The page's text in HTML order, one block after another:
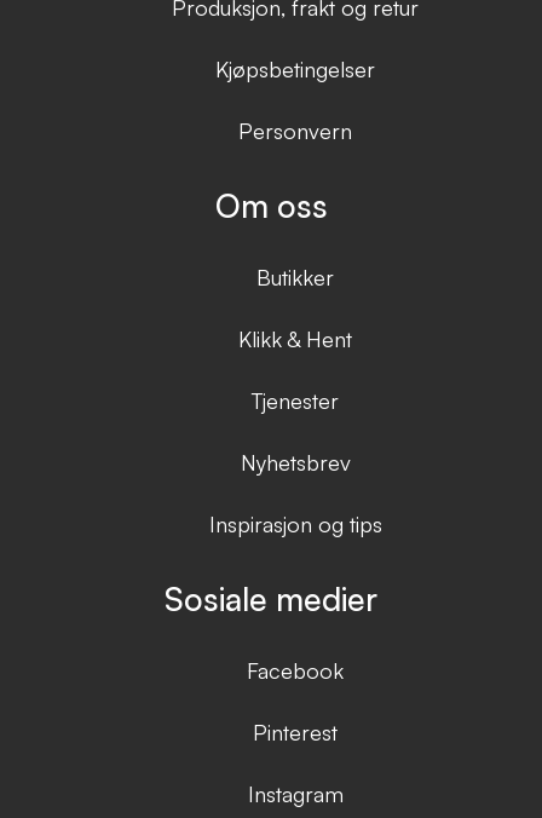
Produksjon, frakt og retur
Kjøpsbetingelser
Personvern
Om oss
Butikker
Klikk & Hent
Tjenester
Nyhetsbrev
Inspirasjon og tips
Sosiale medier
Facebook
Pinterest
Instagram